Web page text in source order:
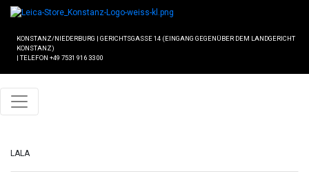
KONSTANZ/NIEDERBURG | GERICHTSGASSE 14 (EINGANG GEGENÜBER DEM LANDGERICHT
KONSTANZ)
| TELEFON +49 7531 916 33 00
LALA